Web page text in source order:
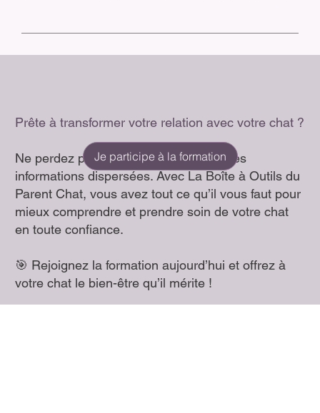
Prête à transformer votre relation avec votre chat ?
Ne perdez plus de temps à chercher des
informations dispersées. Avec La Boîte à Outils du
Parent Chat, vous avez tout ce qu’il vous faut pour
mieux comprendre et prendre soin de votre chat
en toute confiance.
🎯 Rejoignez la formation aujourd’hui et offrez à
votre chat le bien-être qu’il mérite !
Je participe à la formation